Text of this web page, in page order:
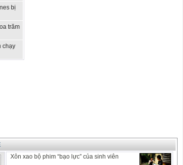
bị
trăm
chạy
Xôn xao bộ phim “bạo lực” của sinh viên